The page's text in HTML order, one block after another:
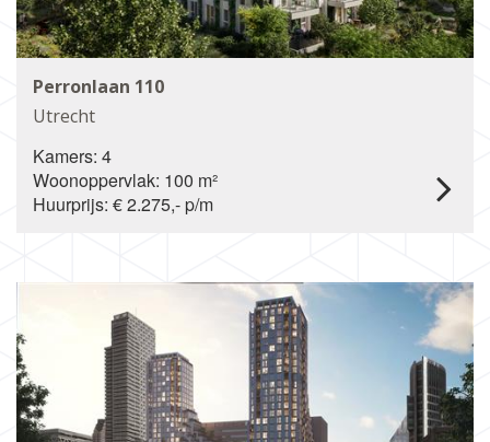
Perronlaan 110
Utrecht
Kamers: 4
Woonoppervlak: 100 m²
Huurprijs: € 2.275,- p/m